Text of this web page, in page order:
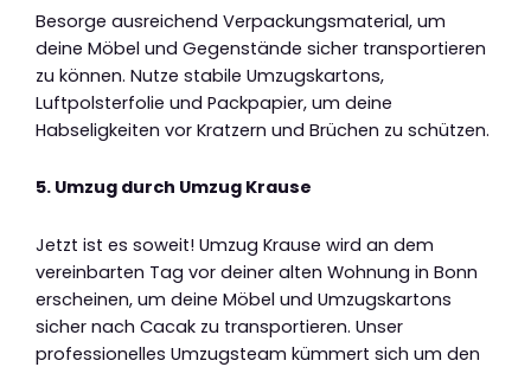
Besorge ausreichend Verpackungsmaterial, um
deine Möbel und Gegenstände sicher transportieren
zu können. Nutze stabile Umzugskartons,
Luftpolsterfolie und Packpapier, um deine
Habseligkeiten vor Kratzern und Brüchen zu schützen.
5. Umzug durch Umzug Krause
Jetzt ist es soweit! Umzug Krause wird an dem
vereinbarten Tag vor deiner alten Wohnung in Bonn
erscheinen, um deine Möbel und Umzugskartons
sicher nach Cacak zu transportieren. Unser
professionelles Umzugsteam kümmert sich um den